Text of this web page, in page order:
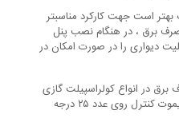
است جهت کارکرد مناسبتر
برق ، در هنگام نصب پنل
دیواری را در صورت امکان در
در انواع کولراسپیلت گازی
توشیبا ، دمای پنل داخلی را توسط ریموت کنترل روی عدد ۲۵ درجه